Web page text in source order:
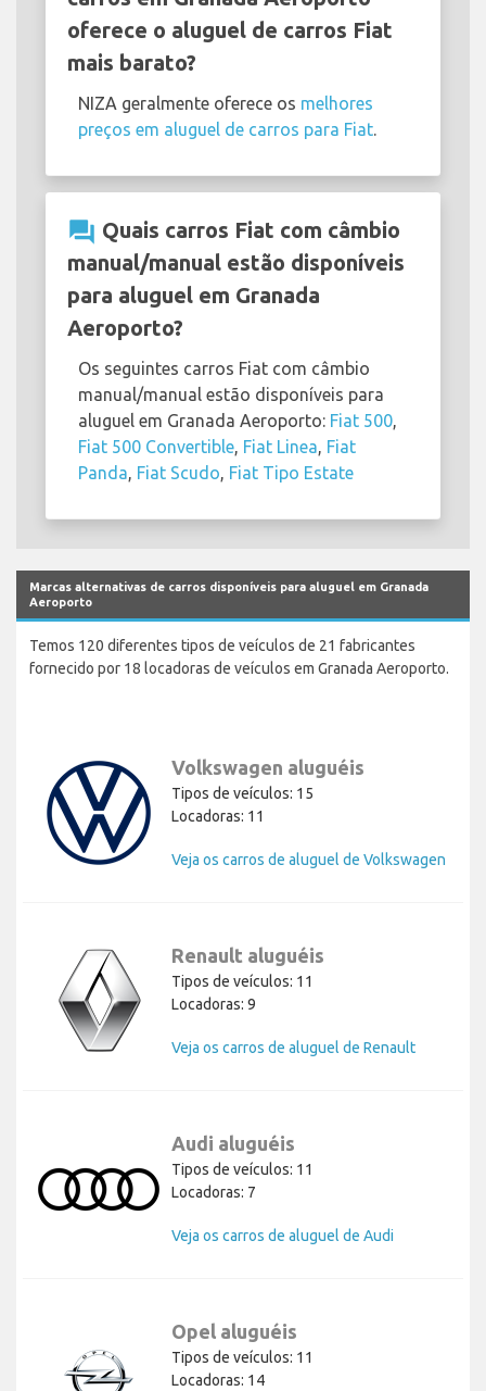
oferece o aluguel de carros Fiat
mais barato?
NIZA geralmente oferece os melhores
preços em aluguel de carros para Fiat.
question_answer Quais carros Fiat com câmbio
manual/manual estão disponíveis
para aluguel em Granada
Aeroporto?
Os seguintes carros Fiat com câmbio
manual/manual estão disponíveis para
aluguel em Granada Aeroporto: Fiat 500,
Fiat 500 Convertible, Fiat Linea, Fiat
Panda, Fiat Scudo, Fiat Tipo Estate
Marcas alternativas de carros disponíveis para aluguel em Granada
Aeroporto
Temos 120 diferentes tipos de veículos de 21 fabricantes
fornecido por 18 locadoras de veículos em Granada Aeroporto.
Volkswagen aluguéis
Tipos de veículos: 15
Locadoras: 11
Veja os carros de aluguel de Volkswagen
Renault aluguéis
Tipos de veículos: 11
Locadoras: 9
Veja os carros de aluguel de Renault
Audi aluguéis
Tipos de veículos: 11
Locadoras: 7
Veja os carros de aluguel de Audi
Opel aluguéis
Tipos de veículos: 11
Locadoras: 14